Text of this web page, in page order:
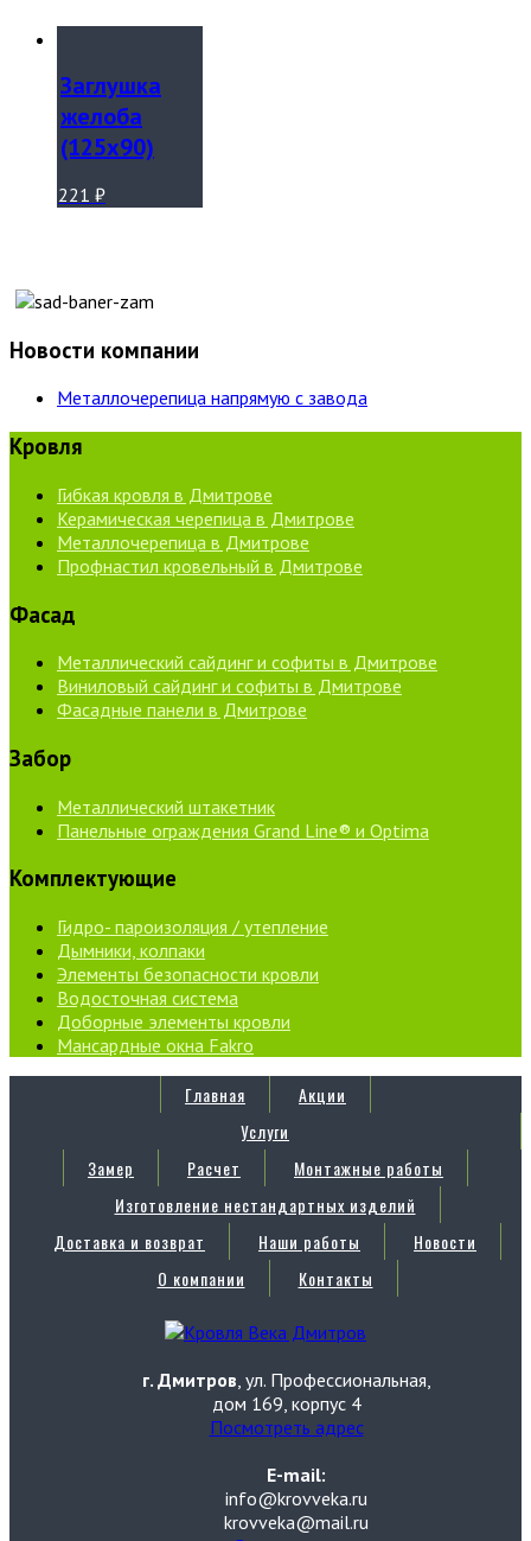
Заглушка
желоба
(125х90)
221 ₽
Новости компании
Металлочерепица напрямую с завода
Кровля
Гибкая кровля в Дмитрове
Керамическая черепица в Дмитрове
Металлочерепица в Дмитрове
Профнастил кровельный в Дмитрове
Фасад
Металлический сайдинг и софиты в Дмитрове
Виниловый сайдинг и софиты в Дмитрове
Фасадные панели в Дмитрове
Забор
Металлический штакетник
Панельные ограждения Grand Line® и Optima
Комплектующие
Гидро- пароизоляция / утепление
Дымники, колпаки
Элементы безопасности кровли
Водосточная система
Доборные элементы кровли
Мансардные окна Fakro
Главная
Акции
Услуги
Замер
Расчет
Монтажные работы
Изготовление нестандартных изделий
Доставка и возврат
Наши работы
Новости
О компании
Контакты
г. Дмитров, ул. Профессиональная,
дом 169, корпус 4
Посмотреть адрес
E-mail:
info@krovveka.ru
krovveka@mail.ru